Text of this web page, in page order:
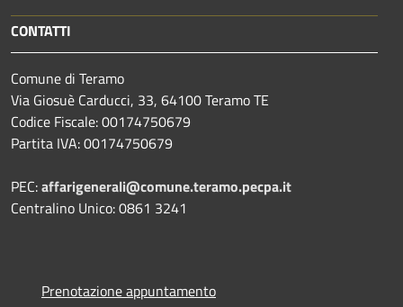
CONTATTI
Comune di Teramo
Via Giosuè Carducci, 33, 64100 Teramo TE
Codice Fiscale: 00174750679
Partita IVA: 00174750679
PEC:affarigenerali@comune.teramo.pecpa.it
Centralino Unico: 0861 3241
Prenotazione appuntamento